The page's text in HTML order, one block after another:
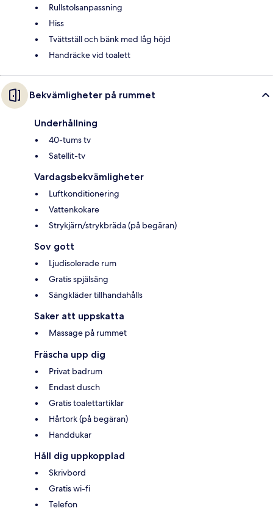
Rullstolsanpassning
Hiss
Tvättställ och bänk med låg höjd
Handräcke vid toalett
Bekvämligheter på rummet
Underhållning
40-tums tv
Satellit-tv
Vardagsbekvämligheter
Luftkonditionering
Vattenkokare
Strykjärn/strykbräda (på begäran)
Sov gott
Ljudisolerade rum
Gratis spjälsäng
Sängkläder tillhandahålls
Saker att uppskatta
Massage på rummet
Fräscha upp dig
Privat badrum
Endast dusch
Gratis toalettartiklar
Hårtork (på begäran)
Handdukar
Håll dig uppkopplad
Skrivbord
Gratis wi-fi
Telefon